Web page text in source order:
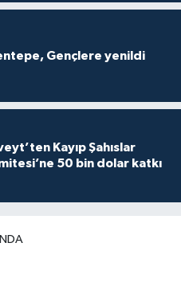
Gençlere yenildi
Kayıp Şahıslar
50 bin dolar katkı